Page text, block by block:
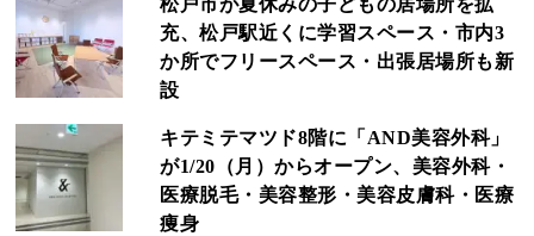
松戸市が夏休みの子どもの居場所を拡
充、松戸駅近くに学習スペース・市内3
か所でフリースペース・出張居場所も新
設
キテミテマツド8階に「AND美容外科」
が1/20（月）からオープン、美容外科・
医療脱毛・美容整形・美容皮膚科・医療
痩身